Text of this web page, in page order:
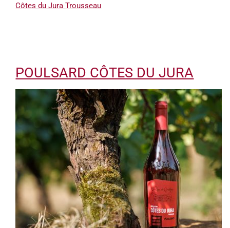
Côtes du Jura Trousseau
POULSARD CÔTES DU JURA